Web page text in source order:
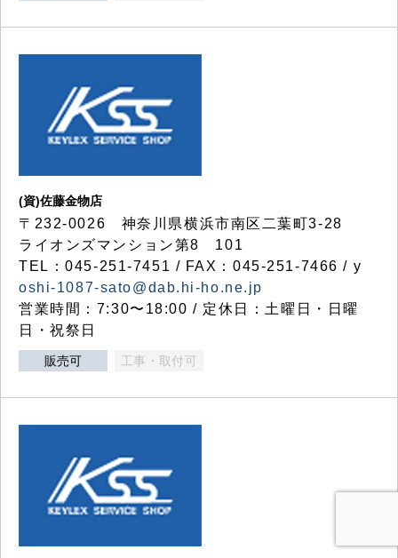
(資)佐藤金物店
〒232-0026 神奈川県横浜市南区二葉町3-28
ライオンズマンション第8 101
TEL：045-251-7451 / FAX：045-251-7466 / y
oshi-1087-sato@dab.hi-ho.ne.jp
営業時間：7:30〜18:00 / 定休日：土曜日・日曜
日・祝祭日
販売可 工事・取付可